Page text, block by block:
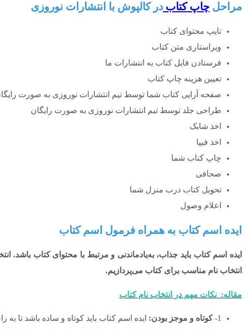
مراحل چاپ کتاب در کالپوش با انتشارات نوروزی
تایپ محتوای کتاب
ویراستاری متن کتاب
فرستادن فایل کتاب به انتشارات ما
تعیین هزینه چاپ کتاب
صفحه آرایی کتاب شما توسط تیم انتشارات نوروزی به صورت
طراحی جلد توسط تیم انتشارات نوروزی به صورت رایگان
اخذ شابک
اخذ فیپا
چاپ کتاب شما
صحافی
تحویل کتاب درب منزل شما
اعلام وصول
ایده اسم کتاب به همراه فرمول اسم کتاب
ایده اسم کتاب باید جذاب، به‌یادماندنی و مرتبط با محتوای کتاب
انتخاب نام مناسب برای کتاب می‌پردازیم.
مقاله: نکات مهم در انتخاب نام کتاب
1- کوتاه و موجز بودن: ایده اسم کتاب باید کوتاه و ساده باشد